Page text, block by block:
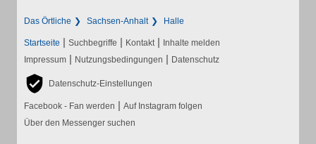
Das Örtliche Sachsen-Anhalt Halle
Startseite | Suchbegriffe | Kontakt | Inhalte melden
Impressum | Nutzungsbedingungen | Datenschutz
Datenschutz-Einstellungen
Facebook - Fan werden | Auf Instagram folgen
Über den Messenger suchen